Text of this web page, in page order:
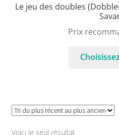
Le jeu des doubles
Prix
Voici le seul résultat